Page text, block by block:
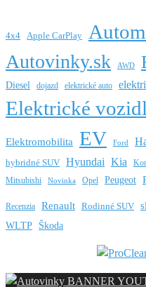
4x4 Apple CarPlay
Autovinky.sk AWD
Diesel dojazd elektrické auto
Elektrické
Elektromobilita EV Ford
hybridné SUV Hyundai Kia
Mitsubishi Novinka Opel Peugeot
Recenzia Renault Rodinné SUV
WLTP Škoda